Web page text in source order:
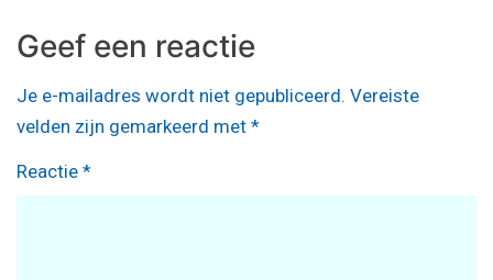
Geef een reactie
Je e-mailadres wordt niet gepubliceerd. Vereiste
velden zijn gemarkeerd met *
Reactie *